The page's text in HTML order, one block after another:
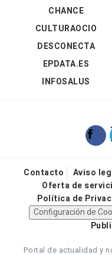
CHANCE
CULTURAOCIO
DESCONECTA
EPDATA.ES
INFOSALUS
Contacto Aviso
Oferta de
Política de
Configuración de
Portal de actualidad y